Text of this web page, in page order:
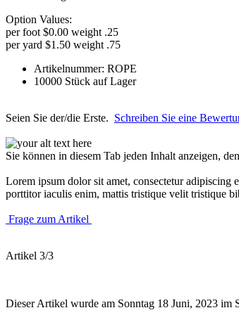
Option Values:
per foot $0.00 weight .25
per yard $1.50 weight .75
Artikelnummer: ROPE
10000 Stück auf Lager
Seien Sie der/die Erste. Schreiben Sie eine
Sie können in diesem Tab jeden Inhalt anzeigen,
Lorem ipsum dolor sit amet, consectetur adipiscing
porttitor iaculis enim, mattis tristique velit tristique
Frage zum Artikel
Artikel 3/3
Dieser Artikel wurde am Sonntag 18 Juni, 2023 im